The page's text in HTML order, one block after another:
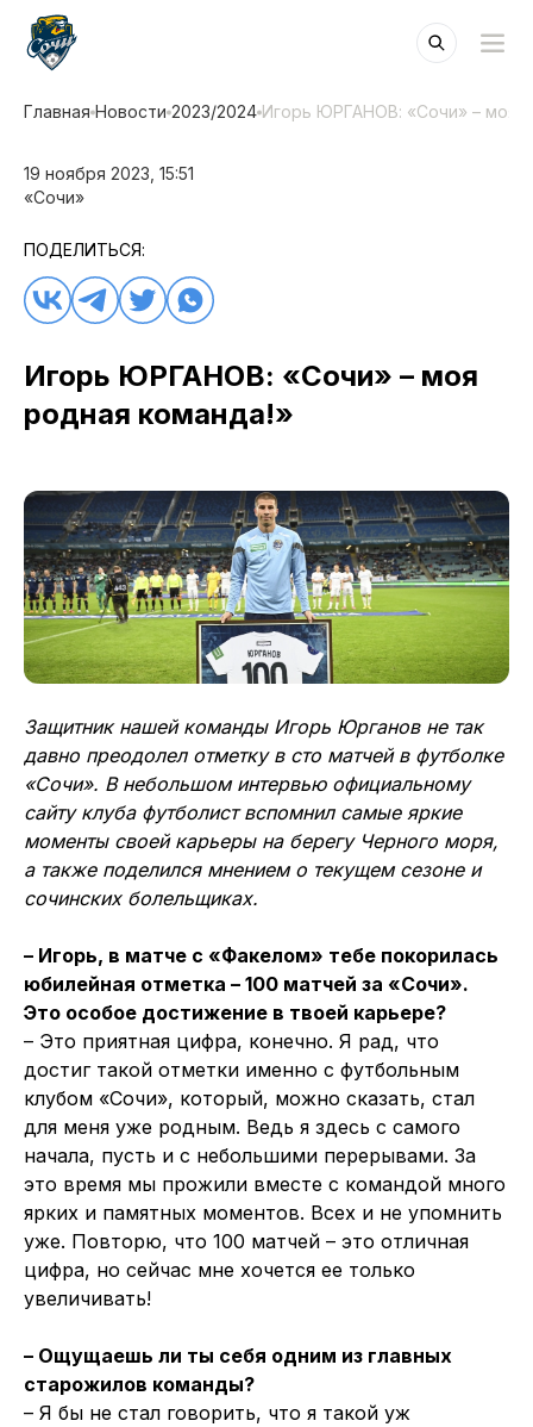
Главная Новости 2023/2024 Игорь ЮРГАНОВ: «Сочи» – моя
19 ноября 2023, 15:51
«Сочи»
ПОДЕЛИТЬСЯ:
Игорь ЮРГАНОВ: «Сочи» – моя
родная команда!»
Защитник нашей команды Игорь Юрганов не так
давно преодолел отметку в сто матчей в футболке
«Сочи». В небольшом интервью официальному
сайту клуба футболист вспомнил самые яркие
моменты своей карьеры на берегу Черного моря,
а также поделился мнением о текущем сезоне и
сочинских болельщиках.
– Игорь, в матче с «Факелом» тебе покорилась
юбилейная отметка – 100 матчей за «Сочи».
Это особое достижение в твоей карьере?
– Это приятная цифра, конечно. Я рад, что
достиг такой отметки именно с футбольным
клубом «Сочи», который, можно сказать, стал
для меня уже родным. Ведь я здесь с самого
начала, пусть и с небольшими перерывами. За
это время мы прожили вместе с командой много
ярких и памятных моментов. Всех и не упомнить
уже. Повторю, что 100 матчей – это отличная
цифра, но сейчас мне хочется ее только
увеличивать!
– Ощущаешь ли ты себя одним из главных
старожилов команды?
– Я бы не стал говорить, что я такой уж